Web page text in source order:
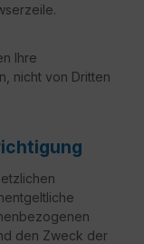
Ihre
nicht von Dritten
den Zweck der